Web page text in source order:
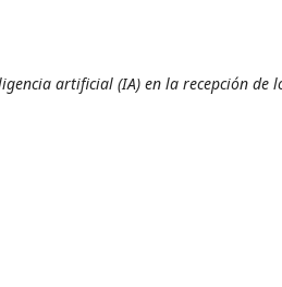
artificial (IA) en la recepción de